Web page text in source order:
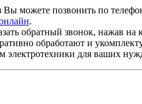
Вы можете позвонить по
.
обратный звонок, нажав на
обработают и
электротехники для ваших